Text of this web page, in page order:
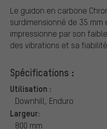
Le guidon en carbone
surdimensionné de 35 mm
impressionne par son
des vibrations et sa
Spécifications :
Utilisation :
Downhill, Enduro
Largeur:
800 mm